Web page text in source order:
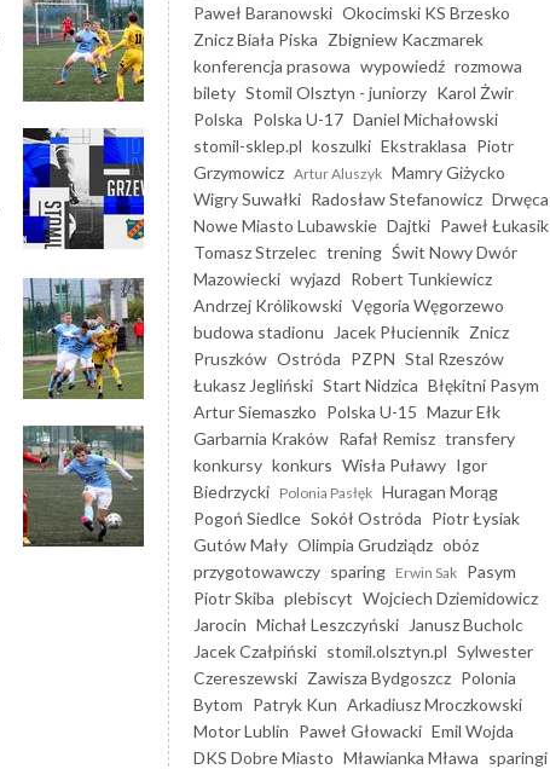
Paweł Baranowski Okocimski KS Brzesko
Znicz Biała Piska Zbigniew Kaczmarek
konferencja prasowa wypowiedź rozmowa
bilety Stomil Olsztyn - juniorzy Karol Żwir
Polska Polska U-17 Daniel Michałowski
stomil-sklep.pl koszulki Ekstraklasa Piotr
Grzymowicz Artur Aluszyk Mamry Giżycko
Wigry Suwałki Radosław Stefanowicz Drwęca
Nowe Miasto Lubawskie Dajtki Paweł Łukasik
Tomasz Strzelec trening Świt Nowy Dwór
Mazowiecki wyjazd Robert Tunkiewicz
Andrzej Królikowski Vęgoria Węgorzewo
budowa stadionu
Jacek Płuciennik Znicz
Pruszków Ostróda PZPN Stal Rzeszów
Łukasz Jegliński Start Nidzica Błękitni Pasym
Artur Siemaszko Polska U-15 Mazur Ełk
Garbarnia Kraków Rafał Remisz transfery
konkursy konkurs Wisła Puławy Igor
Biedrzycki Polonia Pasłęk Huragan Morąg
Pogoń Siedlce Sokół Ostróda Piotr Łysiak
Gutów Mały Olimpia Grudziądz obóz
przygotowawczy sparing Erwin Sak Pasym
Piotr Skiba plebiscyt Wojciech Dziemidowicz
Jarocin Michał Leszczyński
Janusz Bucholc
Jacek Czałpiński stomil.olsztyn.pl Sylwester
Czereszewski Zawisza Bydgoszcz Polonia
Bytom Patryk Kun Arkadiusz Mroczkowski
Motor Lublin Paweł Głowacki Emil Wojda
DKS Dobre Miasto Mławianka Mława sparingi